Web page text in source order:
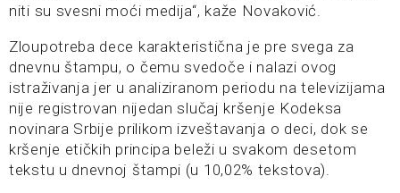
niti su svesni moći medija“, kaže Novaković.
Zloupotreba dece karakteristična je pre svega za
dnevnu štampu, o čemu svedoče i nalazi ovog
istraživanja jer u analiziranom periodu na televizijama
nije registrovan nijedan slučaj kršenje Kodeksa
novinara Srbije prilikom izveštavanja o deci, dok se
kršenje etičkih principa beleži u svakom desetom
tekstu u dnevnoj štampi (u 10,02% tekstova).